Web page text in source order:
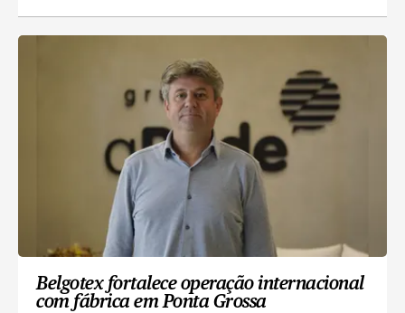
Belgotex fortalece operação internacional
com fábrica em Ponta Grossa